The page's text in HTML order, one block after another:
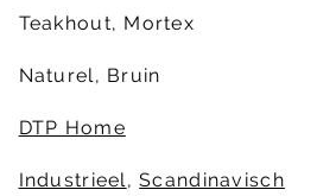
Teakhout, Mortex
Naturel, Bruin
DTP Home
Industrieel,Scandinavisch